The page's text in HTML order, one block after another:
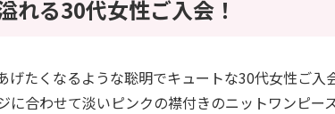
れる30代女性ご入会！
げたくなるような聡明でキュートな30代女性ご入
に合わせて淡いピンクの襟付きのニットワンピー